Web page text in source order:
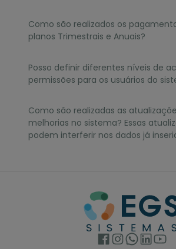
Como são realizados os
planos Trimestrais e Anuais?
Posso definir diferentes níveis de
permissões para os usuários do
Como são realizadas as
melhorias no sistema? Essas
podem interferir nos dados já